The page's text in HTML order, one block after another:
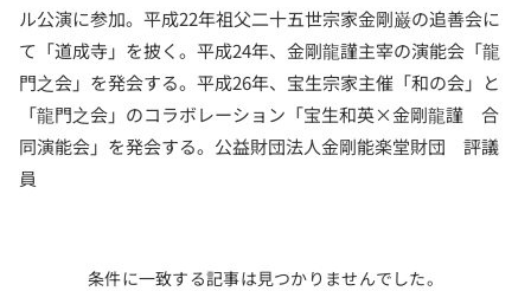
ル公演に参加。平成22年祖父二十五世宗家金剛巌の追善会に
て「道成寺」を披く。平成24年、金剛龍謹主宰の演能会「龍
門之会」を発会する。平成26年、宝生宗家主催「和の会」と
「龍門之会」のコラボレーション「宝生和英×金剛龍謹 合
同演能会」を発会する。公益財団法人金剛能楽堂財団 評議
員
条件に一致する記事は見つかりませんでした。